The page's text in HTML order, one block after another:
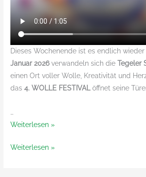
Dieses Wochenende ist es endlich
Januar 2026verwandeln sich dieTegeler
einen Ort voller Wolle, Kreativität und
das4. WOLLE FESTIVALöffnet seine
…
Das
Wolle
Weiterlesen »
Das
Weiterlesen »